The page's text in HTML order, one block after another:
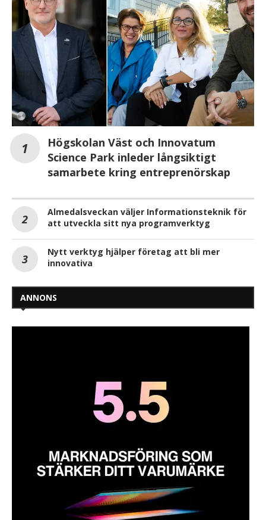
Högskolan Väst och Innovatum
Science Park inleder långsiktigt
samarbete kring entreprenörskap
Almedalsveckan väljer Informationsteknik för
att utveckla sitt nya programverktyg
Nytt verktyg hjälper företag att bli mer
innovativa
ANNONS